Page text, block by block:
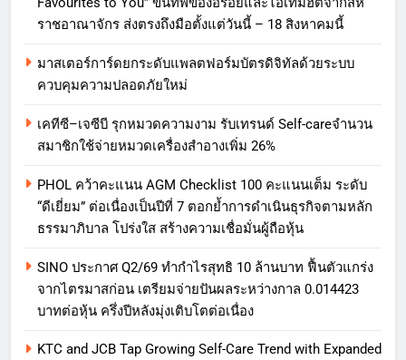
ราชอาณาจักร ส่งตรงถึงมือตั้งแต่วันนี้ – 18 สิงหาคมนี้
มาสเตอร์การ์ดยกระดับแพลตฟอร์มบัตรดิจิทัลด้วยระบบ
ควบคุมความปลอดภัยใหม่
เคทีซี–เจซีบี รุกหมวดความงาม รับเทรนด์ Self-careจำนวน
สมาชิกใช้จ่ายหมวดเครื่องสำอางเพิ่ม 26%
PHOL คว้าคะแนน AGM Checklist 100 คะแนนเต็ม ระดับ
“ดีเยี่ยม” ต่อเนื่องเป็นปีที่ 7 ตอกย้ำการดำเนินธุรกิจตามหลัก
ธรรมาภิบาล โปร่งใส สร้างความเชื่อมั่นผู้ถือหุ้น
SINO ประกาศ Q2/69 ทำกำไรสุทธิ 10 ล้านบาท ฟื้นตัวแกร่ง
จากไตรมาสก่อน เตรียมจ่ายปันผลระหว่างกาล 0.014423
บาทต่อหุ้น ครึ่งปีหลังมุ่งเติบโตต่อเนื่อง
KTC and JCB Tap Growing Self-Care Trend with Expanded